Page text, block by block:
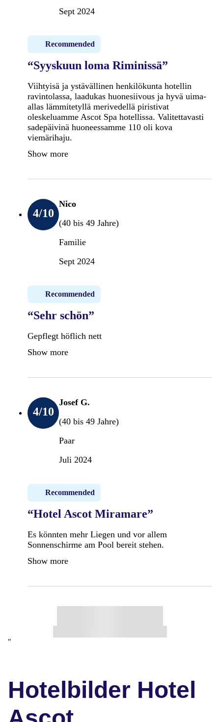
Sept 2024
Recommended
“Syyskuun loma Riminissä”
Viihtyisä ja ystävällinen henkilökunta hotellin
ravintolassa, laadukas huonesiivous ja hyvä uima-
allas lämmitetyllä merivedellä piristivat
oleskeluamme Ascot Spa hotellissa. Valitettavasti
sadepäivinä huoneessamme 110 oli kova
viemärihaju.
Show more
4/10
Nico
(40 bis 49 Jahre)
Familie
Sept 2024
Recommended
“Sehr schön”
Gepflegt höflich nett
Show more
4/10
Josef G.
(40 bis 49 Jahre)
Paar
Juli 2024
Recommended
“Hotel Ascot Miramare”
Es könnten mehr Liegen und vor allem
Sonnenschirme am Pool bereit stehen.
Show more
"
Hotelbilder Hotel